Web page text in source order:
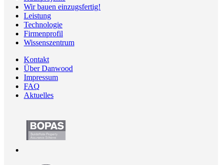
Wir bauen einzugsfertig!
Leistung
Technologie
Firmenprofil
Wissenszentrum
Kontakt
Über Danwood
Impressum
FAQ
Aktuelles